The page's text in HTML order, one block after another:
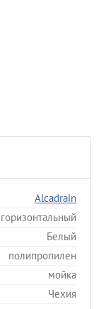
Alcadrain
горизонтальный
Белый
полипропилен
мойка
Чехия